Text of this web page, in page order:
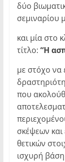
δύο
σεμιναρίου
και μία στο
τίτλο: “Η
με στόχο να
που
σκέψεων και
θετικών
ισχυρή